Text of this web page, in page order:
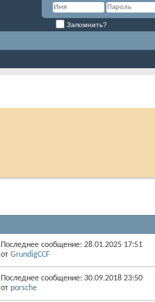
Запомнить?
Последнее сообщение: 28.01.2025
отGrundigCCF
Последнее сообщение: 30.09.2018
отporsche